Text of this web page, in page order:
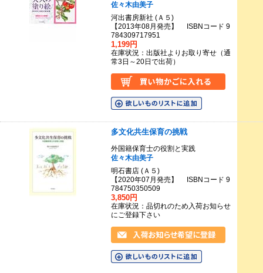
佐々木由美子
河出書房新社 (Ａ５)
【2013年08月発売】 ISBNコード 9
784309717951
1,199円
在庫状況：出版社よりお取り寄せ（通
常3日～20日で出荷）
多文化共生保育の挑戦
外国籍保育士の役割と実践
佐々木由美子
明石書店 (Ａ５)
【2020年07月発売】 ISBNコード 9
784750350509
3,850円
在庫状況：品切れのため入荷お知らせ
にご登録下さい